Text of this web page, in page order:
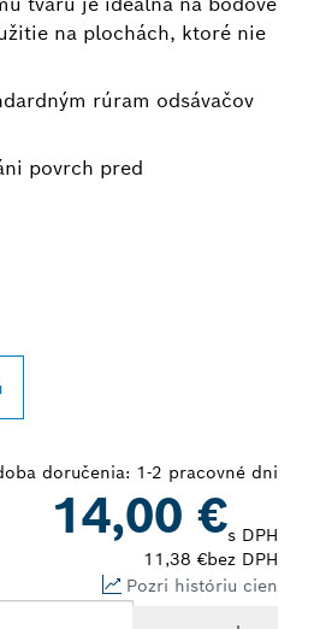
na plochách, ktoré nie
rúram odsávačov
povrch pred
doručenia: 1-2 pracovné dni
14,00 €s DPH
11,38 €bez DPH
Pozri históriu cien